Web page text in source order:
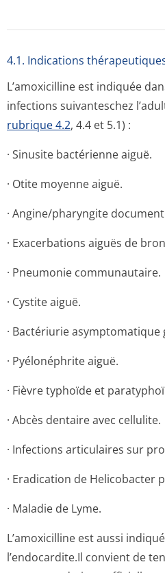
4.1. Indications
L’amoxicilline est indiquée
infections suivanteschez
rubrique 4.2, 4.4 et 5.1) :
· Sinusite bactérienne aiguë.
· Otite moyenne aiguë.
· Angine/pharyngite
· Exacerbations aiguës de
· Pneumonie communautaire.
· Cystite aiguë.
· Bactériurie asymptomatique
· Pyélonéphrite aiguë.
· Fièvre typhoïde et
· Abcès dentaire avec cellulite.
· Infections articulaires sur
· Eradication de Helicobacter
· Maladie de Lyme.
L’amoxicilline est aussi
l’endocardite.Il convient de